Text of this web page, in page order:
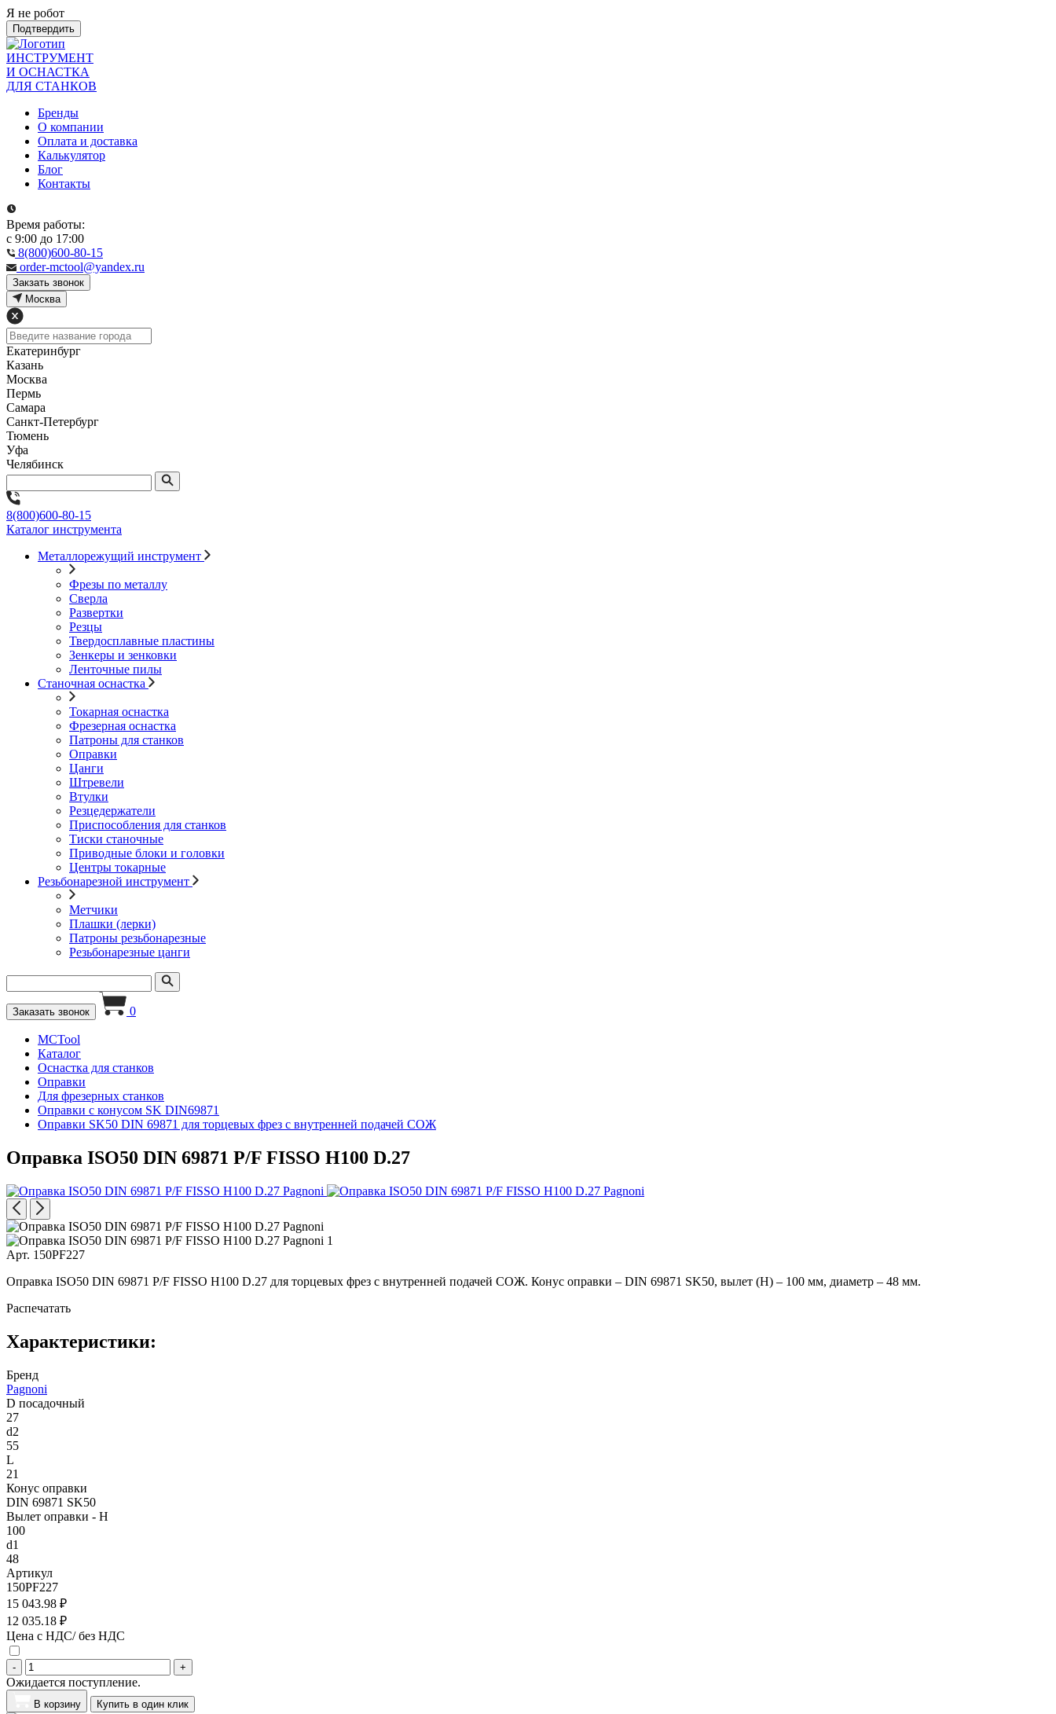
Я не робот
Подтвердить
ИНСТРУМЕНТ
И ОСНАСТКА
ДЛЯ СТАНКОВ
Бренды
О компании
Оплата и доставка
Калькулятор
Блог
Контакты
Время работы:
с 9:00 до 17:00
8(800)600-80-15
order-mctool@yandex.ru
Закзать звонок
Москва
Екатеринбург
Казань
Москва
Пермь
Самара
Санкт-Петербург
Тюмень
Уфа
Челябинск
8(800)600-80-15
Каталог инструмента
Металлорежущий инструмент
Фрезы по металлу
Сверла
Развертки
Резцы
Твердосплавные пластины
Зенкеры и зенковки
Ленточные пилы
Станочная оснастка
Токарная оснастка
Фрезерная оснастка
Патроны для станков
Оправки
Цанги
Штревели
Втулки
Резцедержатели
Приспособления для станков
Тиски станочные
Приводные блоки и головки
Центры токарные
Резьбонарезной инструмент
Метчики
Плашки (лерки)
Патроны резьбонарезные
Резьбонарезные цанги
Заказать звонок 0
MCTool
Каталог
Оснастка для станков
Оправки
Для фрезерных станков
Оправки с конусом SK DIN69871
Оправки SK50 DIN 69871 для торцевых фрез с внутренней подачей СОЖ
Оправка ISO50 DIN 69871 P/F FISSO H100 D.27
Арт. 150PF227
Оправка ISO50 DIN 69871 P/F FISSO H100 D.27 для торцевых фрез с внутренней подачей СОЖ. Конус оправки – DIN 69871 SK50, вылет (H) – 100 мм, диаметр – 48 мм.
Распечатать
Характеристики:
Бренд
Pagnoni
D посадочный
27
d2
55
L
21
Конус оправки
DIN 69871 SK50
Вылет оправки - H
100
d1
48
Артикул
150PF227
15 043.98 ₽
12 035.18 ₽
Цена с НДС/ без НДС
- +
Ожидается поступление.
В корзину Купить в один клик